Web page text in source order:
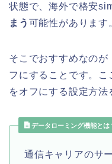
状態で、海外で格安
まう 可能性があります
そこでおすすめなのが
フにすることです。こ
をオフにする設定方法
データローミング機能とは
通信キャリアのサ